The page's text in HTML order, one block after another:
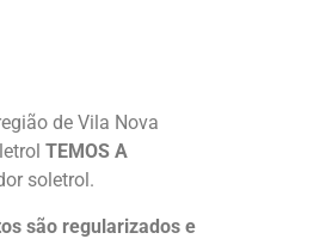
de Vila Nova
TEMOS A
soletrol.
são regularizados e